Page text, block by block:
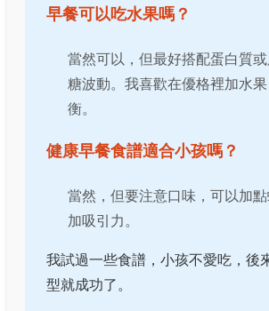
早餐可以吃水果嗎？
當然可以，但最好搭配蛋白質
糖波動。我喜歡在優格裡加水
衡。
健康早餐食譜適合小孩嗎？
當然，但要注意口味，可以加
加吸引力。
我試過一些食譜，小孩不愛吃，後
型就成功了。